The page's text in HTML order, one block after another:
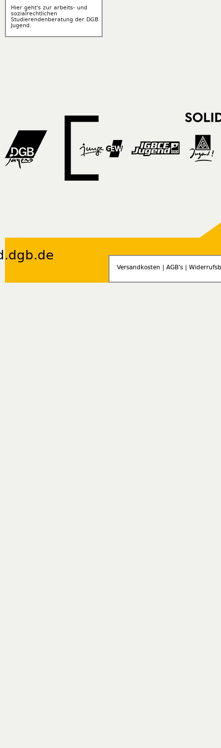
Hier geht's zur arbeits- und
sozialrechtlichen
Studierendenberatung der DGB
Jugend.
Versandkosten AGB's